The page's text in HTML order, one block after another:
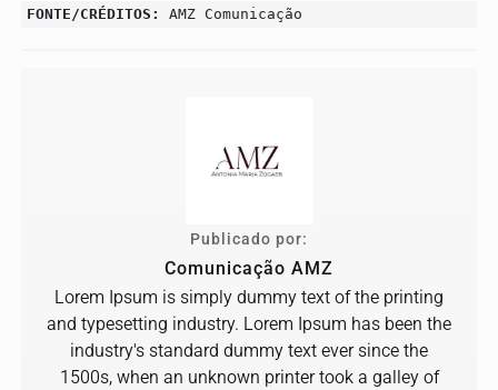
FONTE/CRÉDITOS: AMZ Comunicação
Publicado por:
Comunicação AMZ
Lorem Ipsum is simply dummy text of the printing
and typesetting industry. Lorem Ipsum has been the
industry's standard dummy text ever since the
1500s, when an unknown printer took a galley of